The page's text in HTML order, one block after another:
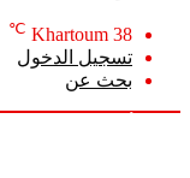
Khartoum 38
℃
تسجيل الدخول
بحث عن